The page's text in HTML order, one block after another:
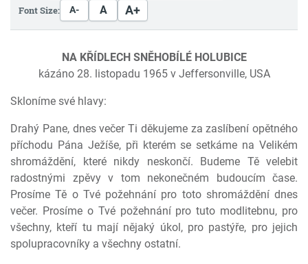
Font Size:
A- A A+
NA KŘÍDLECH SNĚHOBÍLÉ HOLUBICE
kázáno 28. listopadu 1965 v Jeffersonville, USA
Skloníme své hlavy:
Drahý Pane, dnes večer Ti děkujeme za zaslíbení opětného
příchodu Pána Ježíše, při kterém se setkáme na Velikém
shromáždění, které nikdy neskončí. Budeme Tě velebit
radostnými zpěvy v tom nekonečném budoucím čase.
Prosíme Tě o Tvé požehnání pro toto shromáždění dnes
večer. Prosíme o Tvé požehnání pro tuto modlitebnu, pro
všechny, kteří tu mají nějaký úkol, pro pastýře, pro jejich
spolupracovníky a všechny ostatní.